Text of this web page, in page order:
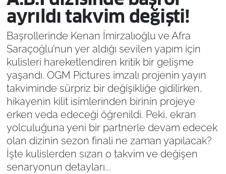
ayrıldı takvim değişti!
Başrollerinde Kenan İmirzalıoğlu ve Afra
Saraçoğlu’nun yer aldığı sevilen yapım için
kulisleri hareketlendiren kritik bir gelişme
yaşandı. OGM Pictures imzalı projenin yayın
takviminde sürpriz bir değişikliğe gidilirken,
hikayenin kilit isimlerinden birinin projeye
erken veda edeceği öğrenildi. Peki, ekran
yolculuğuna yeni bir partnerle devam edecek
olan dizinin sezon finali ne zaman yapılacak?
İşte kulislerden sızan o takvim ve değişen
senaryonun detayları...
Haber Arşivi